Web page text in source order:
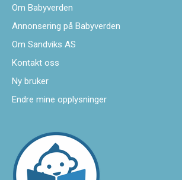
Om Babyverden
Annonsering på Babyverden
Om Sandviks AS
Kontakt oss
Ny bruker
Endre mine opplysninger